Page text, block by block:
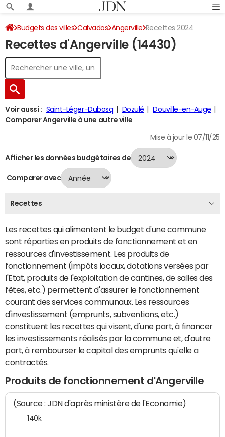
Budgets des villes Calvados Angerville Recettes 2024
Recettes d'Angerville (14430)
Voir aussi : Saint-Léger-Dubosq Dozulé
Douville-en-Auge
Comparer Angerville à une autre ville
Mise à jour le 07/11/25
Afficher les données budgétaires de
Comparer avec
Recettes
Les recettes qui alimentent le budget d'une commune
sont réparties en produits de fonctionnement et en
ressources d'investissement. Les produits de
fonctionnement (impôts locaux, dotations versées par
l'Etat, produits de l'exploitation de cantines, de salles des
fêtes, etc.) permettent d'assurer le fonctionnement
courant des services communaux. Les ressources
d'investissement (emprunts, subventions, etc.)
constituent les recettes qui visent, d'une part, à financer
les investissements réalisés par la commune et, d'autre
part, à rembourser le capital des emprunts qu'elle a
contractés.
Produits de fonctionnement d'Angerville
(Source : JDN d'après ministère de l'Economie)
140k